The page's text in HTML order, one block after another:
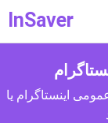
InSaver
اینستاگرام یا